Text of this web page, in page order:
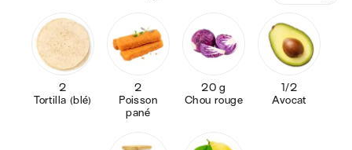
2
Tortilla (blé)
2
Poisson
pané
20 g
Chou rouge
1/2
Avocat